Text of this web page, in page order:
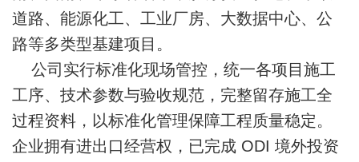
道路、能源化工、工业厂房、大数据中心、公
路等多类型基建项目。
公司实行标准化现场管控，统一各项目施工
工序、技术参数与验收规范，完整留存施工全
过程资料，以标准化管理保障工程质量稳定。
企业拥有进出口经营权，已完成 ODI 境外投资